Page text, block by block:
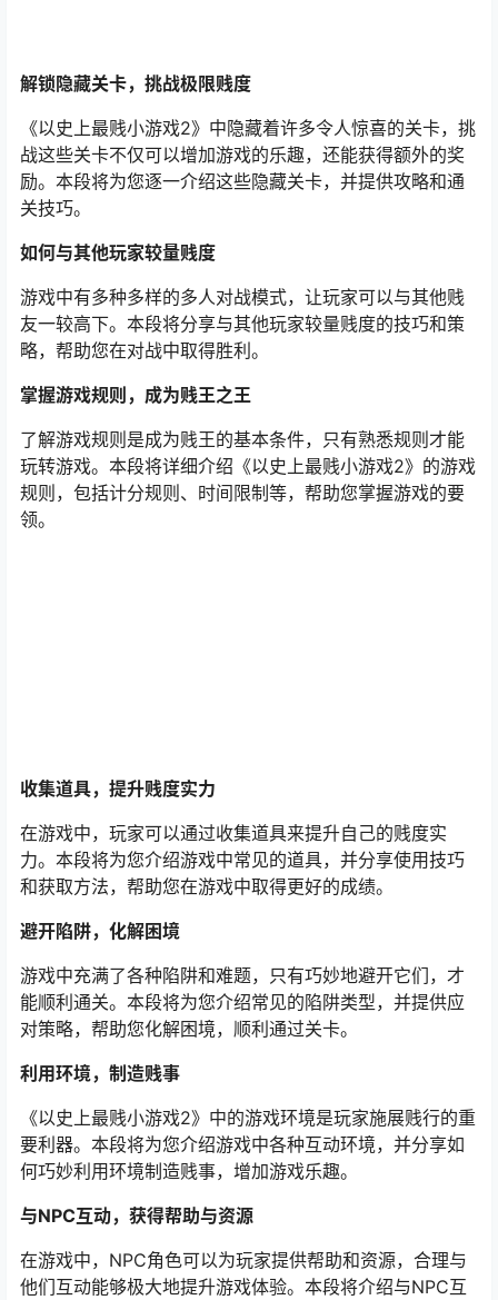
解锁隐藏关卡，挑战极限贱度
《以史上最贱小游戏2》中隐藏着许多令人惊喜的关卡，挑
战这些关卡不仅可以增加游戏的乐趣，还能获得额外的奖
励。本段将为您逐一介绍这些隐藏关卡，并提供攻略和通
关技巧。
如何与其他玩家较量贱度
游戏中有多种多样的多人对战模式，让玩家可以与其他贱
友一较高下。本段将分享与其他玩家较量贱度的技巧和策
略，帮助您在对战中取得胜利。
掌握游戏规则，成为贱王之王
了解游戏规则是成为贱王的基本条件，只有熟悉规则才能
玩转游戏。本段将详细介绍《以史上最贱小游戏2》的游戏
规则，包括计分规则、时间限制等，帮助您掌握游戏的要
领。
收集道具，提升贱度实力
在游戏中，玩家可以通过收集道具来提升自己的贱度实
力。本段将为您介绍游戏中常见的道具，并分享使用技巧
和获取方法，帮助您在游戏中取得更好的成绩。
避开陷阱，化解困境
游戏中充满了各种陷阱和难题，只有巧妙地避开它们，才
能顺利通关。本段将为您介绍常见的陷阱类型，并提供应
对策略，帮助您化解困境，顺利通过关卡。
利用环境，制造贱事
《以史上最贱小游戏2》中的游戏环境是玩家施展贱行的重
要利器。本段将为您介绍游戏中各种互动环境，并分享如
何巧妙利用环境制造贱事，增加游戏乐趣。
与NPC互动，获得帮助与资源
在游戏中，NPC角色可以为玩家提供帮助和资源，合理与
他们互动能够极大地提升游戏体验。本段将介绍与NPC互